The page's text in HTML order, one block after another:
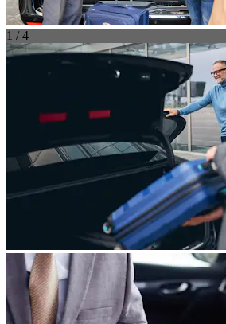
1 / 4